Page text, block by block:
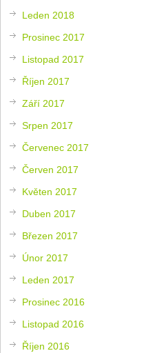
Leden 2018
Prosinec 2017
Listopad 2017
Říjen 2017
Září 2017
Srpen 2017
Červenec 2017
Červen 2017
Květen 2017
Duben 2017
Březen 2017
Únor 2017
Leden 2017
Prosinec 2016
Listopad 2016
Říjen 2016